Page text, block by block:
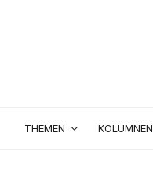
THEMEN KOLUMNEN